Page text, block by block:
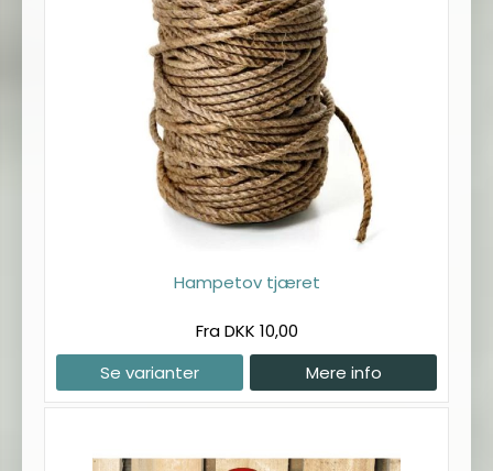
Hampetov tjæret
Fra DKK 10,00
Se varianter
Mere info